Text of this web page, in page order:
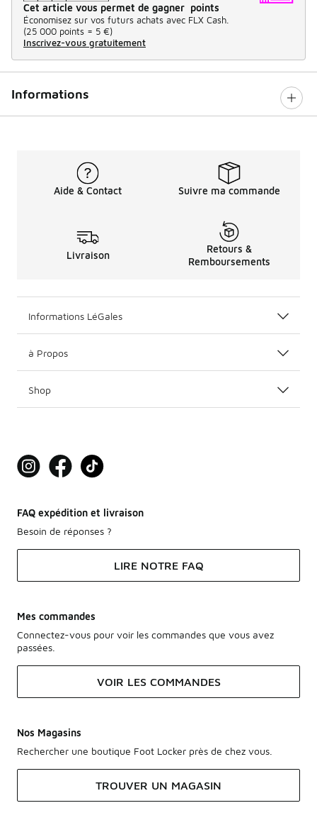
Cet article vous permet de gagner points
Économisez sur vos futurs achats avec FLX Cash.
(25 000 points = 5 €)
Inscrivez-vous gratuitement
Informations
Aide & Contact Suivre ma commande
Livraison
Retours &
Remboursements
Informations LéGales
à Propos
Shop
FAQ expédition et livraison
Besoin de réponses ?
LIRE NOTRE FAQ
Mes commandes
Connectez-vous pour voir les commandes que vous avez
passées.
VOIR LES COMMANDES
Nos Magasins
Rechercher une boutique Foot Locker près de chez vous.
TROUVER UN MAGASIN